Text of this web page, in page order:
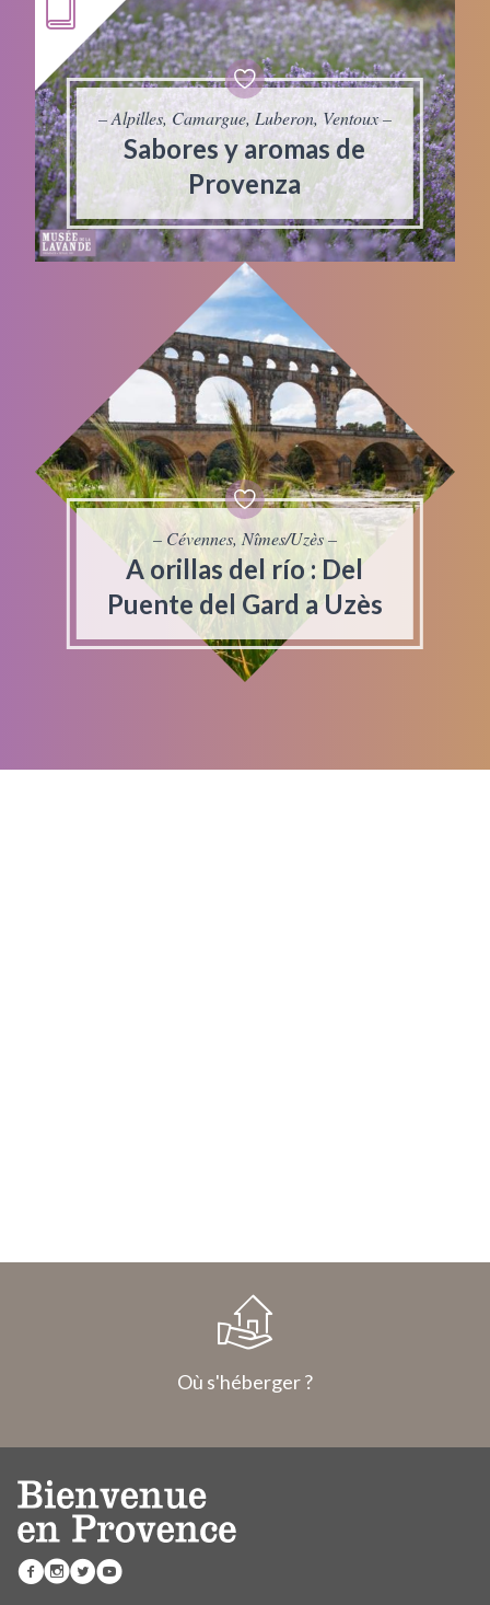
– Alpilles, Camargue, Luberon, Ventoux –
Sabores y aromas de
Provenza
– Cévennes, Nîmes/Uzès –
A orillas del río : Del
Puente del Gard a Uzès
Où s'héberger ?